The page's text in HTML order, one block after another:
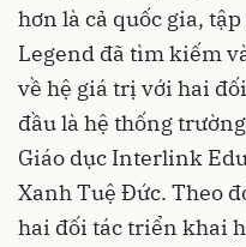
hơn là cả quốc gia,
Legend đã tìm kiếm
về hệ giá trị với hai
đầu là hệ thống
Giáo dục Interlink
Xanh Tuệ Đức. Theo
hai đối tác triển khai